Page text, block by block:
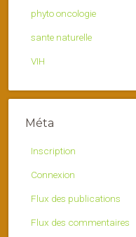
phyto oncologie
sante naturelle
VIH
Méta
Inscription
Connexion
Flux des publications
Flux des commentaires